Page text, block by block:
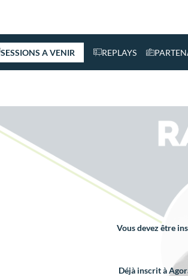
SESSIONS A VENIR REPLAYS
Vous devez être
Déjà inscrit à